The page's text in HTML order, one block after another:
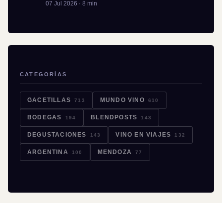
07 Jul 2026 · 8 min
CATEGORÍAS
GACETILLAS 713 MUNDO VINO 610
BODEGAS 194 BLENDPOSTS 143
DEGUSTACIONES 143 VINO EN VIAJES 132
ARGENTINA 100 MENDOZA 77